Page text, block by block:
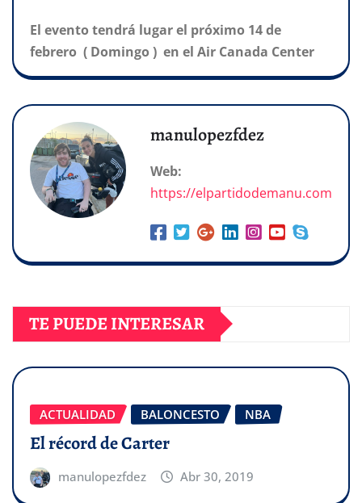
El evento tendrá lugar el próximo 14 de
febrero ( Domingo ) en el Air Canada Center
manulopezfdez
Web:
https://elpartidodemanu.com
TE PUEDE INTERESAR
ACTUALIDAD BALONCESTO NBA
El récord de Carter
manulopezfdez Abr 30, 2019